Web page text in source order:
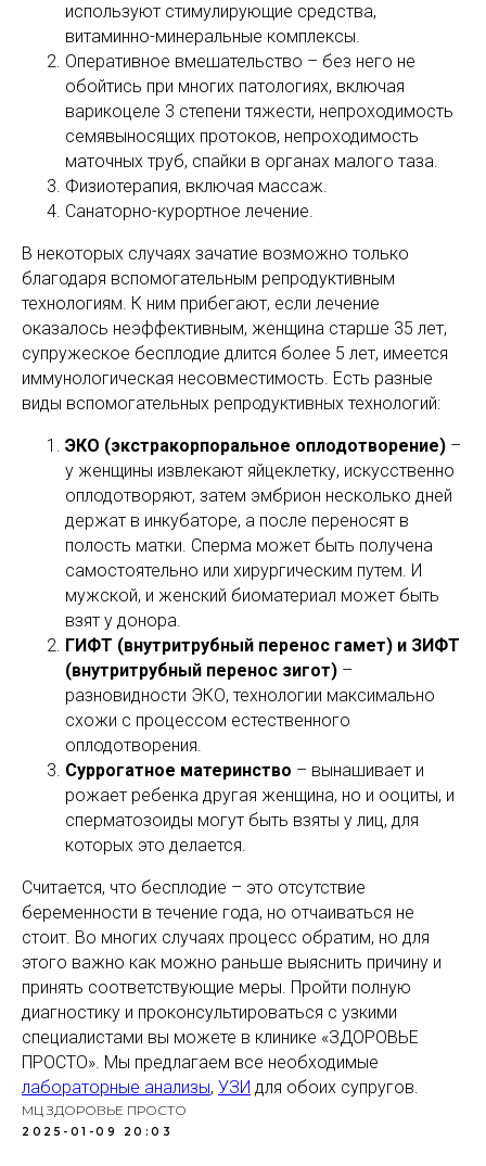
используют стимулирующие средства,
витаминно-минеральные комплексы.
Оперативное вмешательство – без него не
обойтись при многих патологиях, включая
варикоцеле 3 степени тяжести, непроходимость
семявыносящих протоков, непроходимость
маточных труб, спайки в органах малого таза.
Физиотерапия, включая массаж.
Санаторно-курортное лечение.
В некоторых случаях зачатие возможно только
благодаря вспомогательным репродуктивным
технологиям. К ним прибегают, если лечение
оказалось неэффективным, женщина старше 35 лет,
супружеское бесплодие длится более 5 лет, имеется
иммунологическая несовместимость. Есть разные
виды вспомогательных репродуктивных технологий:
ЭКО (экстракорпоральное оплодотворение) –
у женщины извлекают яйцеклетку, искусственно
оплодотворяют, затем эмбрион несколько дней
держат в инкубаторе, а после переносят в
полость матки. Сперма может быть получена
самостоятельно или хирургическим путем. И
мужской, и женский биоматериал может быть
взят у донора.
ГИФТ (внутритрубный перенос гамет) и ЗИФТ
(внутритрубный перенос зигот) –
разновидности ЭКО, технологии максимально
схожи с процессом естественного
оплодотворения.
Суррогатное материнство – вынашивает и
рожает ребенка другая женщина, но и ооциты, и
сперматозоиды могут быть взяты у лиц, для
которых это делается.
Считается, что бесплодие – это отсутствие
беременности в течение года, но отчаиваться не
стоит. Во многих случаях процесс обратим, но для
этого важно как можно раньше выяснить причину и
принять соответствующие меры. Пройти полную
диагностику и проконсультироваться с узкими
специалистами вы можете в клинике «ЗДОРОВЬЕ
ПРОСТО». Мы предлагаем все необходимые
лабораторные анализы, УЗИ для обоих супругов.
МЦ ЗДОРОВЬЕ ПРОСТО
2025-01-09 20:03